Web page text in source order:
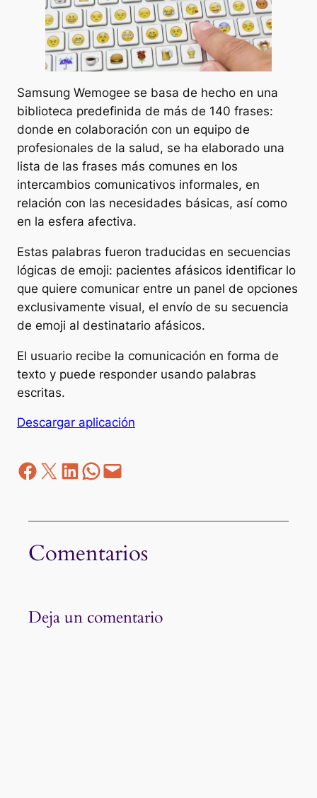
Samsung Wemogee se basa de hecho en una
biblioteca predefinida de más de 140 frases:
donde en colaboración con un equipo de
profesionales de la salud, se ha elaborado una
lista de las frases más comunes en los
intercambios comunicativos informales, en
relación con las necesidades básicas, así como
en la esfera afectiva.
Estas palabras fueron traducidas en secuencias
lógicas de emoji: pacientes afásicos identificar lo
que quiere comunicar entre un panel de opciones
exclusivamente visual, el envío de su secuencia
de emoji al destinatario afásicos.
El usuario recibe la comunicación en forma de
texto y puede responder usando palabras
escritas.
Descargar aplicación
Facebook
Z LinkedIn
WhatsApp
correo electrónico
Comentarios
Deja un comentario